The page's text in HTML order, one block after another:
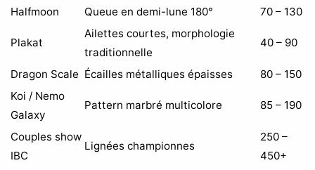
Halfmoon
Queue en demi-lune 180° 70 – 130
Plakat
Ailettes courtes, morphologie
traditionnelle
40 – 90
Dragon Scale Écailles métalliques épaisses
80 – 150
Koi / Nemo
Galaxy
Pattern marbré multicolore 85 – 190
Couples show
IBC
Lignées championnes
250 –
450+